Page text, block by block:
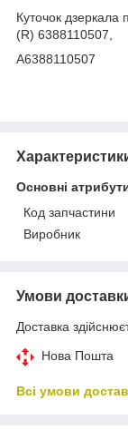
Куточок
(R) 6388110507,
A6388110507
Основні
Код запчастини
Виробник
Умови
Доставка
Нова Пошта
Всі умови